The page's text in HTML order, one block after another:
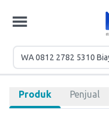
Produk Penjual